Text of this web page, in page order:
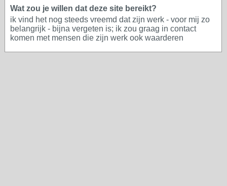
Wat zou je willen dat deze site bereikt?
ik vind het nog steeds vreemd dat zijn werk - voor mij zo
belangrijk - bijna vergeten is; ik zou graag in contact
komen met mensen die zijn werk ook waarderen